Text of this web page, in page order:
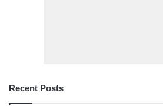
Recent Posts